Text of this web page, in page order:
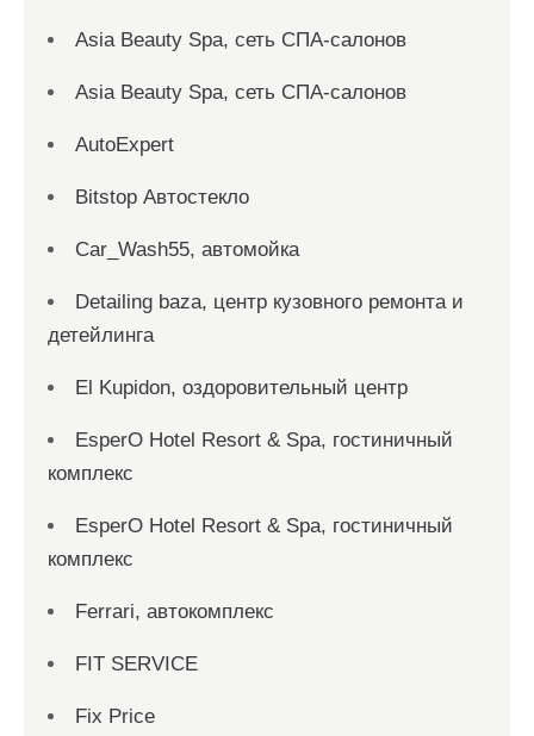
Asia Beauty Spa, сеть СПА-салонов
Asia Beauty Spa, сеть СПА-салонов
AutoExpert
Bitstop Автостекло
Car_Wash55, автомойка
Detailing baza, центр кузовного ремонта и
детейлинга
El Kupidon, оздоровительный центр
EsperO Hotel Resort & Spa, гостиничный
комплекс
EsperO Hotel Resort & Spa, гостиничный
комплекс
Ferrari, автокомплекс
FIT SERVICE
Fix Price